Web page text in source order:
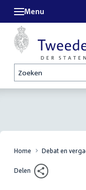
Zoeken
Menu
Home Debat en
Delen